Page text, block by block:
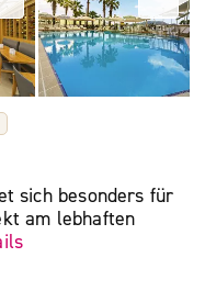
sich besonders für
am lebhaften